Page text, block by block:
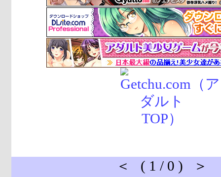
＜ ( 1 / 0 ) ＞